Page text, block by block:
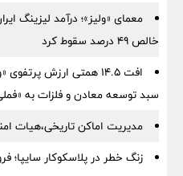
خالص ۴۹ درصد سقوط کرد
افت ۱۴.۵ همتی ارزش
سبد توسعه معادن و فلزات به
مدیریت اماکن تاریخی،هیات
زنگ خطر در پلاسکوکار سایپا؛ فروش